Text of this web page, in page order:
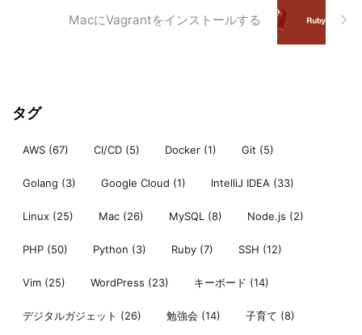
MacにVagrantをインストールする
タグ
AWS (67) CI/CD (5) Docker (1) Git (5)
Golang (3) Google Cloud (1) IntelliJ IDEA (33)
Linux (25) Mac (26) MySQL (8) Node.js (2)
PHP (50) Python (3) Ruby (7) SSH (12)
Vim (25) WordPress (23) キーボード (14)
デジタルガジェット (26) 勉強会 (14) 子育て (8)